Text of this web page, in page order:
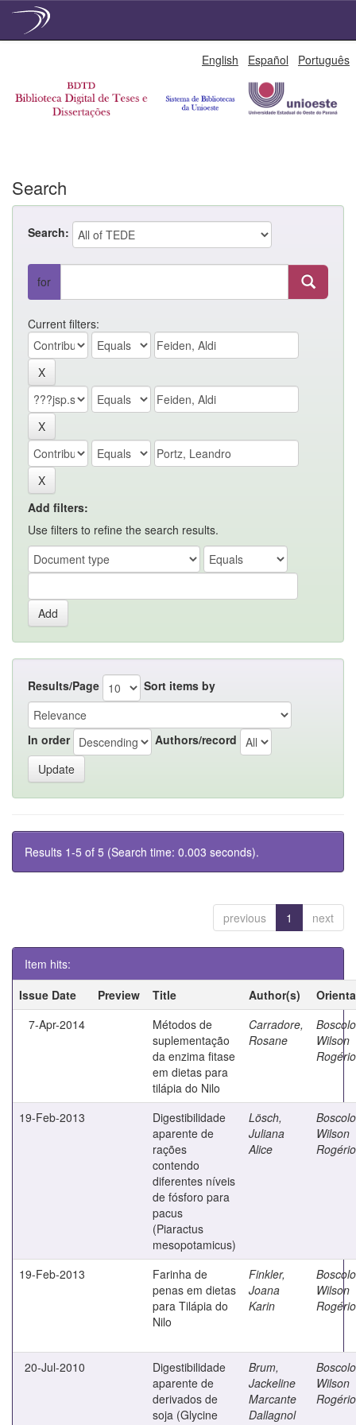
English Español Português
Search
Search:
for
Current filters:
Add filters:
Use filters to refine the search results.
Results/Page Sort items by
In order Authors/record
Results 1-5 of 5 (Search time: 0.003 seconds).
previous 1 next
Item hits:
Issue Date
Preview Title Author(s)
7-Apr-2014
Métodos de
suplementação
da enzima fitase
em dietas para
tilápia do Nilo
Carradore,
Rosane
Wilson
Rogério
19-Feb-2013
Digestibilidade
aparente de
rações
contendo
diferentes níveis
de fósforo para
pacus
(Piaractus
mesopotamicus)
Lösch,
Juliana
Alice
Wilson
Rogério
19-Feb-2013
Farinha de
penas em dietas
para Tilápia do
Nilo
Finkler,
Joana
Karin
Wilson
Rogério
20-Jul-2010
Digestibilidade
aparente de
derivados de
soja (Glycine
Brum,
Jackeline
Marcante
Dallagnol
Wilson
Rogério